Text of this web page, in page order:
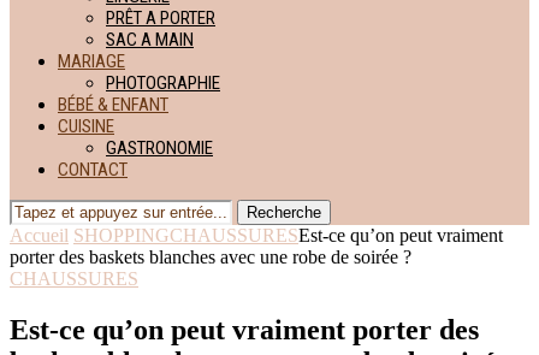
PRÊT A PORTER
SAC A MAIN
MARIAGE
PHOTOGRAPHIE
BÉBÉ & ENFANT
CUISINE
GASTRONOMIE
CONTACT
Recherche
Accueil SHOPPINGCHAUSSURESEst-ce qu’on peut vraiment
porter des baskets blanches avec une robe de soirée ?
CHAUSSURES
Est-ce qu’on peut vraiment porter des